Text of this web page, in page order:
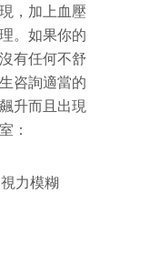
，加上血壓
。如果你的
有任何不舒
咨詢適當的
升而且出現
：
力模糊